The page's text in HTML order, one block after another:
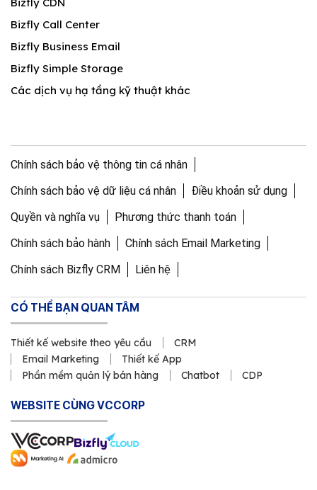
Bizfly Call Center
Bizfly Business Email
Bizfly Simple Storage
Các dịch vụ hạ tầng kỹ thuật khác
Chính sách bảo vệ thông tin cá nhân
Chính sách bảo vệ dữ liệu cá nhân
Điều khoản sử dụng
Quyền và nghĩa vụ
Phương thức thanh toán
Chính sách bảo hành
Chính sách Email Marketing
Chính sách Bizfly CRM
Liên hệ
CÓ THỂ BẠN QUAN TÂM
Thiết kế website theo yêu cầu
CRM
Email Marketing
Thiết kế App
Phần mềm quản lý bán hàng
Chatbot CDP
WEBSITE CÙNG VCCORP